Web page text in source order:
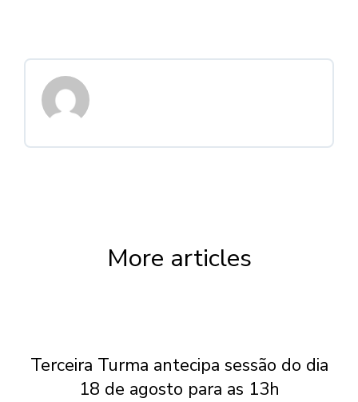
More articles
Terceira Turma antecipa sessão do dia
18 de agosto para as 13h